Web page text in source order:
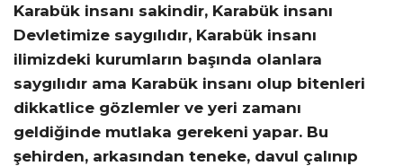
Karabük insanı sakindir, Karabük insanı
Devletimize saygılıdır, Karabük insanı
ilimizdeki kurumların başında olanlara
saygılıdır ama Karabük insanı olup bitenleri
dikkatlice gözlemler ve yeri zamanı
geldiğinde mutlaka gerekeni yapar. Bu
şehirden, arkasından teneke, davul çalınıp